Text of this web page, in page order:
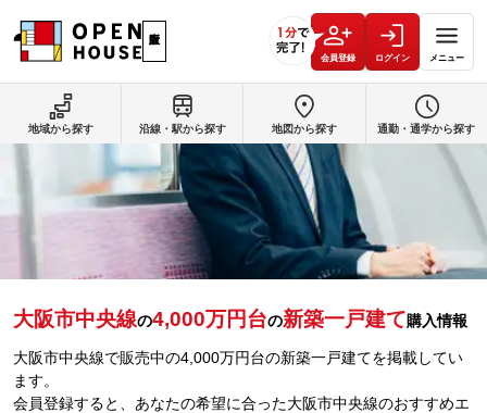
会員登録 ログイン メニュー
大阪市中央線の4,000万円台の新築一戸建て購入情報
大阪市中央線で販売中の4,000万円台の新築一戸建てを掲載してい
ます。
会員登録すると、あなたの希望に合った大阪市中央線のおすすめエ
地域から探す 沿線・駅から探す 地図から探す 通勤・通学から探す